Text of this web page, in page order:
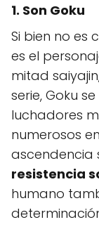
1. Son Goku
Si bien no es
es el
mitad
serie, Goku
luchadores
numerosos
ascendencia
resistencia
humano